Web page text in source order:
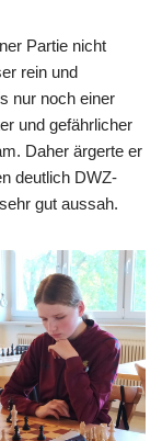
Partie nicht
rein und
nur noch einer
und gefährlicher
Daher ärgerte er
deutlich DWZ-
gut aussah.